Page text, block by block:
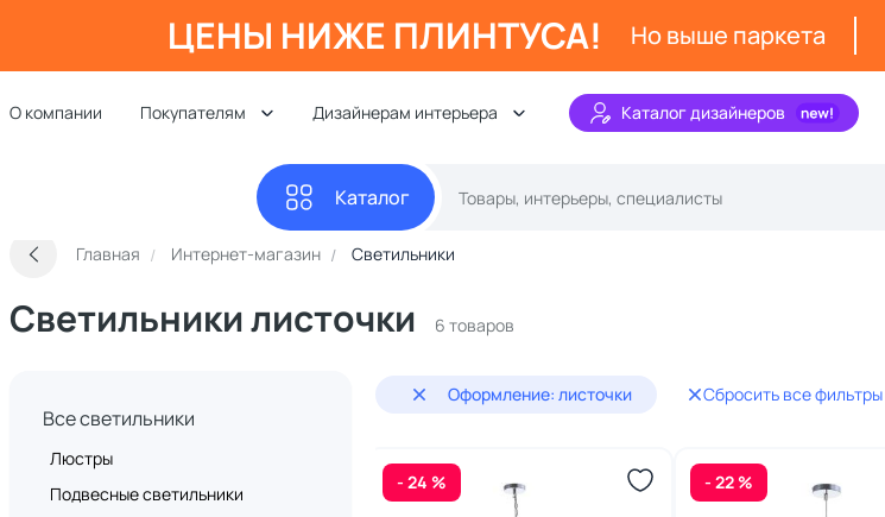
ЦЕНЫ НИЖЕ ПЛИНТУСА! Но выше паркета
О компании Покупателям Дизайнерам интерьера Каталог дизайнеров
Каталог
Главная Интернет-магазин Светильники
Светильники листочки 6 товаров
Все светильники
Люстры
Подвесные светильники
Оформление: листочки Сбросить все фильтры
- 24 % - 22 %